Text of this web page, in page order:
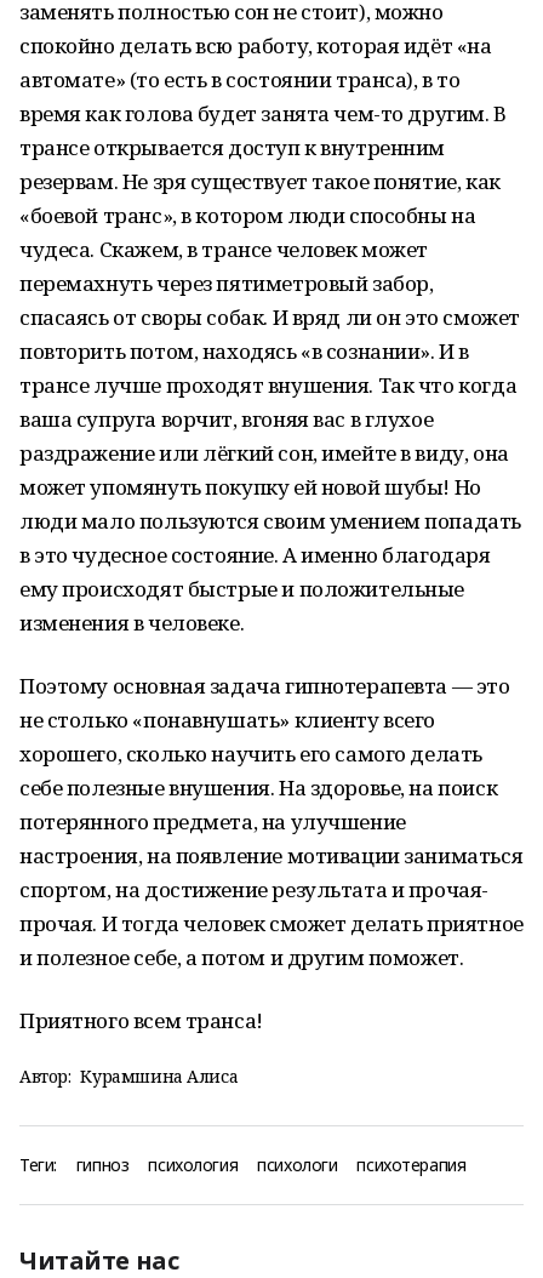
заменять полностью сон не стоит), можно
спокойно делать всю работу, которая идёт «на
автомате» (то есть в состоянии транса), в то
время как голова будет занята чем-то другим. В
трансе открывается доступ к внутренним
резервам. Не зря существует такое понятие, как
«боевой транс», в котором люди способны на
чудеса. Скажем, в трансе человек может
перемахнуть через пятиметровый забор,
спасаясь от своры собак. И вряд ли он это сможет
повторить потом, находясь «в сознании». И в
трансе лучше проходят внушения. Так что когда
ваша супруга ворчит, вгоняя вас в глухое
раздражение или лёгкий сон, имейте в виду, она
может упомянуть покупку ей новой шубы! Но
люди мало пользуются своим умением попадать
в это чудесное состояние. А именно благодаря
ему происходят быстрые и положительные
изменения в человеке.
Поэтому основная задача гипнотерапевта — это
не столько «понавнушать» клиенту всего
хорошего, сколько научить его самого делать
себе полезные внушения. На здоровье, на поиск
потерянного предмета, на улучшение
настроения, на появление мотивации заниматься
спортом, на достижение результата и прочая-
прочая. И тогда человек сможет делать приятное
и полезное себе, а потом и другим поможет.
Приятного всем транса!
Автор: Курамшина Алиса
Теги: гипноз психология психологи психотерапия
Читайте нас